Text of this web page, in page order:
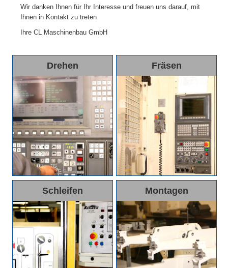
Wir danken Ihnen für Ihr Interesse und freuen uns darauf, mit
Ihnen in Kontakt zu treten
Ihre CL Maschinenbau GmbH
Drehen Fräsen
Schleifen Montagen